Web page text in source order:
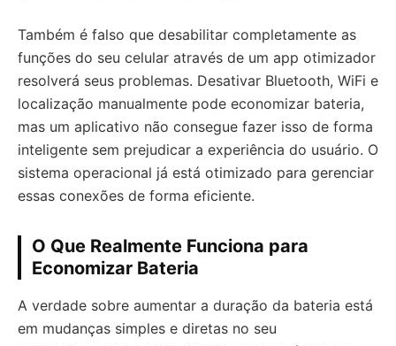
Também é falso que desabilitar completamente as
funções do seu celular através de um app otimizador
resolverá seus problemas. Desativar Bluetooth, WiFi e
localização manualmente pode economizar bateria,
mas um aplicativo não consegue fazer isso de forma
inteligente sem prejudicar a experiência do usuário. O
sistema operacional já está otimizado para gerenciar
essas conexões de forma eficiente.
O Que Realmente Funciona para
Economizar Bateria
A verdade sobre aumentar a duração da bateria está
em mudanças simples e diretas no seu